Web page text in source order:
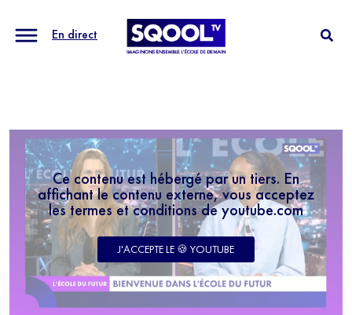
En direct
Ce contenu est hébergé par un tiers. En
affichant le contenu externe, vous acceptez
les termes et conditions de youtube.com
J'ACCEPTE LE 🍪 YOUTUBE